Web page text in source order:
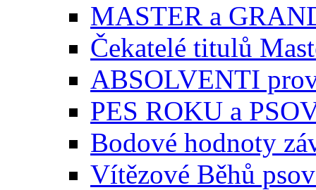
MASTER a
Čekatelé titulů
ABSOLVENTI
PES ROKU a
Bodové hodnoty
Vítězové Běhů